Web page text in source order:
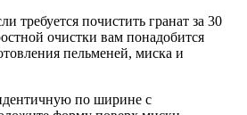
требуется почистить гранат за 30
очистки вам понадобится
пельменей, миска и
по ширине с